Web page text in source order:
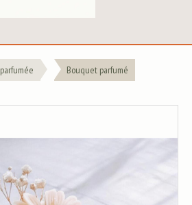
Bouquet parfumé